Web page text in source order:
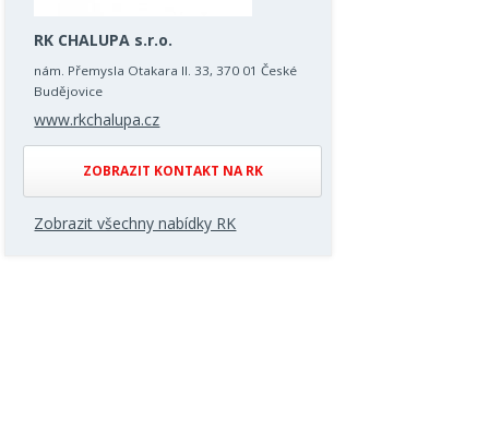
RK CHALUPA s.r.o.
nám. Přemysla Otakara II. 33, 370 01 České
Budějovice
www.rkchalupa.cz
ZOBRAZIT KONTAKT NA RK
Zobrazit všechny nabídky RK